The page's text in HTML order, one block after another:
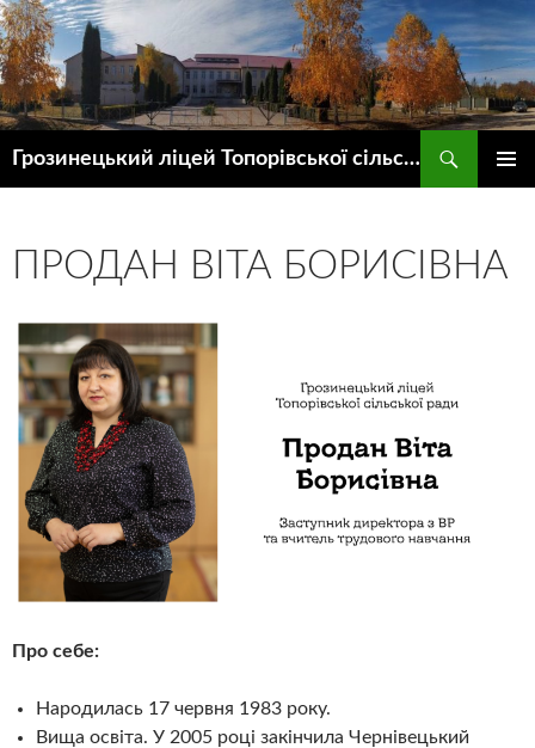
Грозинецький ліцей Топорівської сільської ради
ПРОДАН ВІТА БОРИСІВНА
Про себе:
Народилась 17 червня 1983 року.
Вища освіта. У 2005 році закінчила Чернівецький